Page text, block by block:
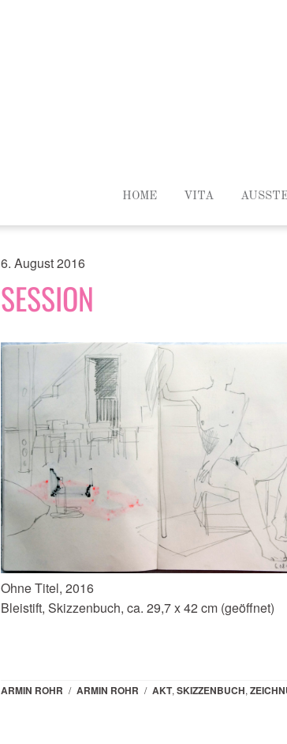
HOME VITA
6. August 2016
SESSION
Ohne Titel, 2016
Bleistift, Skizzenbuch, ca. 29,7 x 42 cm (geöffnet)
ARMIN ROHR / ARMIN ROHR / AKT, SKIZZENBUCH,